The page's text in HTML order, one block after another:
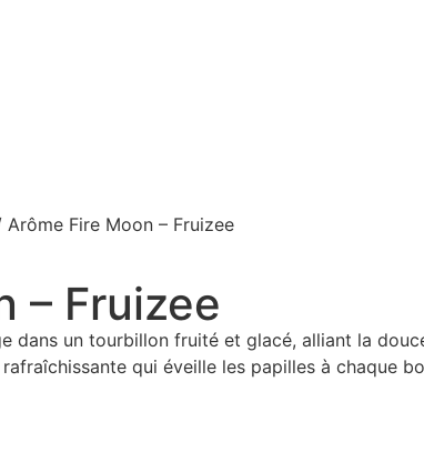
Arôme Fire Moon – Fruizee
– Fruizee
dans un tourbillon fruité et glacé, alliant la
qui éveille les papilles à chaque